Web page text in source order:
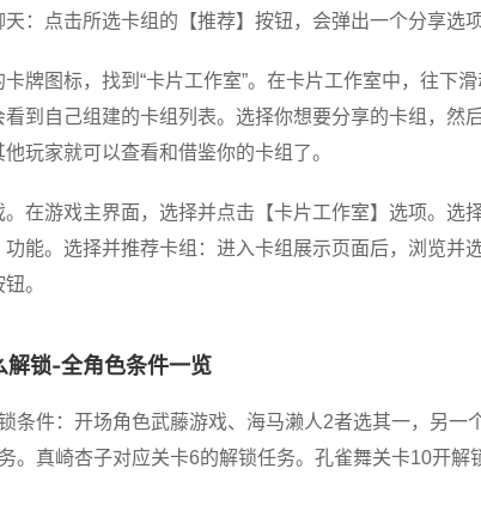
：点击所选卡组的【推荐】按钮，会弹出一个分享选项
牌图标，找到“卡片工作室”。在卡片工作室中，往下
到自己组建的卡组列表。选择你想要分享的卡组，然
玩家就可以查看和借鉴你的卡组了。
在游戏主界面，选择并点击【卡片工作室】选项。选
能。选择并推荐卡组：进入卡组展示页面后，浏览并
。
解锁-全角色条件一览
条件：开场角色武藤游戏、海马濑人2者选其一，另一
。真崎杏子对应关卡6的解锁任务。孔雀舞关卡10开解